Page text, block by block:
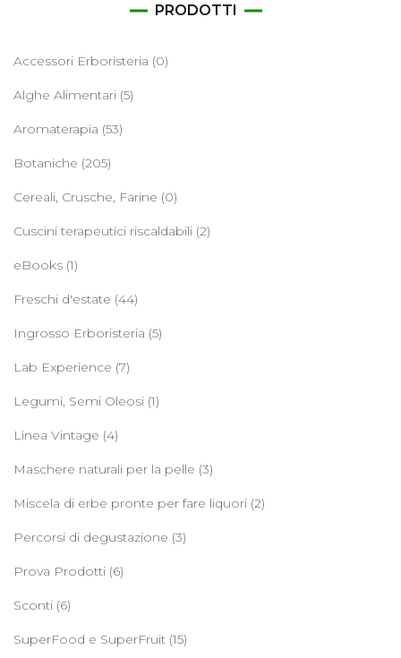
PRODOTTI
Accessori Erboristeria (0)
Alghe Alimentari (5)
Aromaterapia (53)
Botaniche (205)
Cereali, Crusche, Farine (0)
Cuscini terapeutici riscaldabili (2)
eBooks (1)
Freschi d'estate (44)
Ingrosso Erboristeria (5)
Lab Experience (7)
Legumi, Semi Oleosi (1)
Linea Vintage (4)
Maschere naturali per la pelle (3)
Miscela di erbe pronte per fare liquori (2)
Percorsi di degustazione (3)
Prova Prodotti (6)
Sconti (6)
SuperFood e SuperFruit (15)